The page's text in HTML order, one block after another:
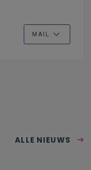
MAIL
ALLE NIEUWS